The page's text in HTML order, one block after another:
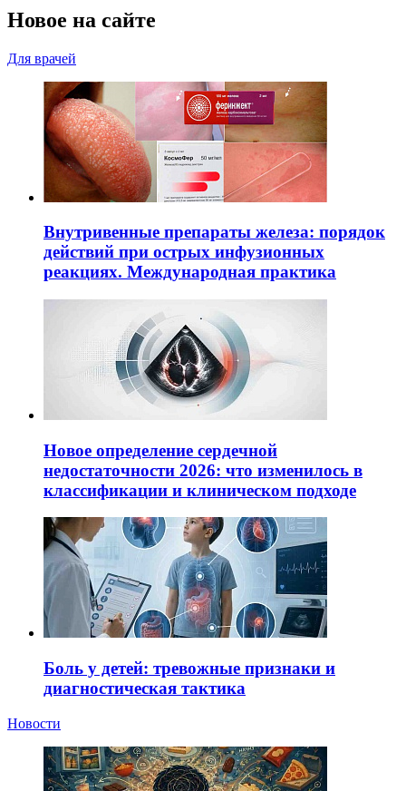
Новое на сайте
Для врачей
Внутривенные препараты железа: порядок
действий при острых инфузионных
реакциях. Международная практика
Новое определение сердечной
недостаточности 2026: что изменилось в
классификации и клиническом подходе
Боль у детей: тревожные признаки и
диагностическая тактика
Новости